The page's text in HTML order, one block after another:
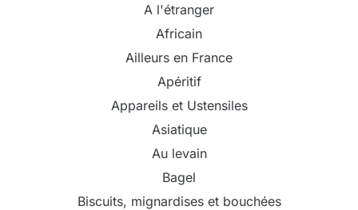
A l'étranger
Africain
Ailleurs en France
Apéritif
Appareils et Ustensiles
Asiatique
Au levain
Bagel
Biscuits, mignardises et bouchées